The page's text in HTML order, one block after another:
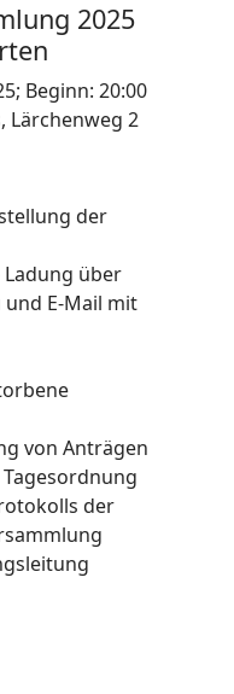
2025
Beginn: 20:00
Lärchenweg 2
der
über
E-Mail mit
von Anträgen
der